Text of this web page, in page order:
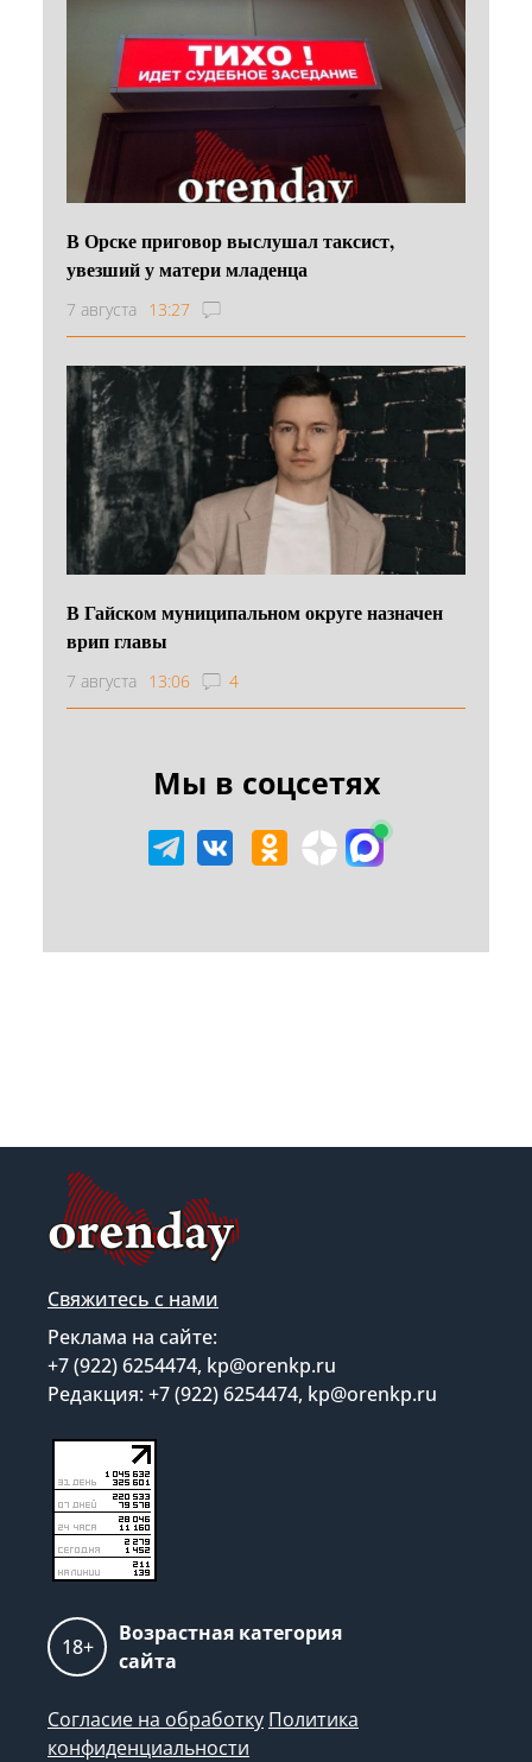
В Орске приговор выслушал таксист,
увезший у матери младенца
7 августа 13:27
В Гайском муниципальном округе назначен
врип главы
7 августа 13:06 4
Мы в соцсетях
Свяжитесь с нами
Реклама на сайте:
+7 (922) 6254474, kp@orenkp.ru
Редакция: +7 (922) 6254474, kp@orenkp.ru
18+
Возрастная категория
сайта
Согласие на обработку Политика
конфиденциальности